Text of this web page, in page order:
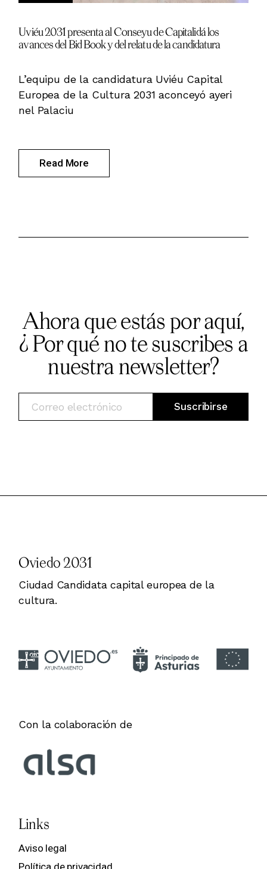
Uviéu 2031 presenta al Conseyu de Capitalidá los
avances del Bid Book y del relatu de la candidatura
L’equipu de la candidatura Uviéu Capital
Europea de la Cultura 2031 aconceyó ayeri
nel Palaciu
Read More
Ahora que estás por aquí,
¿ Por qué no te suscribes a
nuestra newsletter?
Oviedo 2031
Ciudad Candidata capital europea de la
cultura.
Con la colaboración de
Links
Aviso legal
Política de privacidad